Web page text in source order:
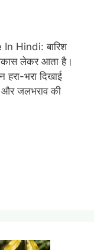
Hindi: बारिश
लेकर आता है।
भरा दिखाई
और जलभराव की